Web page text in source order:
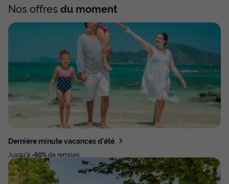
Nos offres du moment
Dernière minute vacances d'été
Jusqu'à -60%de remises